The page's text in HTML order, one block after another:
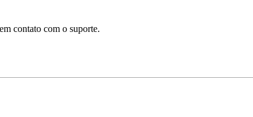
contato com o suporte.